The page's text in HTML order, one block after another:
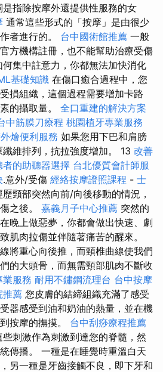
指除按摩外還提供性服務的女
通常這些形式的「按摩」是由很少
者進行的。 台中國術館推薦 一般
方機構註冊，也不能幫助治療受傷
集中註意力，你都無法加快消化
基礎知識 在傷口癒合過程中，您
損組織，這個過程需要增加卡路
的攝取量。 全口重建的解決方案
中筋膜刀療程 桃園植牙專業服務
燴便利服務 如果您用下巴和肩膀
維排列，抗拉強度增加。 13 改善
者的助聽器選擇 台北優質會計師服
.意外/受傷 經絡按摩證照課程 - 士
頸部突然向前/向後移動的情況，
之後。 嘉義月子中心推薦 突然的
晚上做惡夢，你都會做出快速、劇
肌肉拉傷並伴隨著痛苦的醒來。
將重心向後推，而頸椎曲線使我們
的大頭骨，而無需頸部肌肉不斷收
業服務 耐用不鏽鋼流理台 台中按摩
推薦 您皮膚的結締組織充滿了感受
器感受到油和奶油的熱量，並在機
按摩的撫摸。 台中刮痧療程推薦
些刺激作為刺激到達您的脊髓，然
傳播。 一種是在睡覺時重溫白天
另一種是牙齒接觸不良，即下牙和